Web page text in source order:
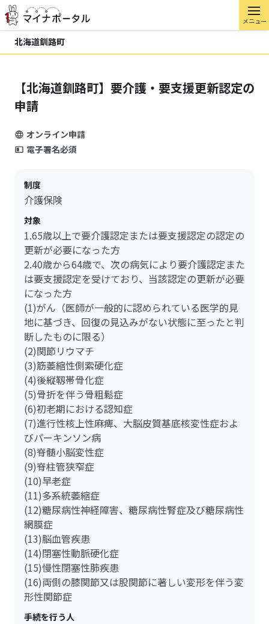
メニュー
北海道釧路町
【北海道釧路町】要介護・要支援更新認定の
申請
オンライン申請
電子署名必須
制度
介護保険
対象
1.65歳以上で要介護認定または要支援認定の認定の
更新が必要になった方
2.40歳から64歳で、次の病気により要介護認定また
は要支援認定を受けており、当該認定の更新が必要
になった方
(1)がん（医師が一般的に認められている医学的見
地に基づき、回復の見込みがない状態に至ったと判
断したものに限る）
(2)関節リウマチ
(3)筋萎縮性側索硬化症
(4)後縦靱帯骨化症
(5)骨折を伴う骨粗鬆症
(6)初老期における認知症
(7)進行性核上性麻痺、大脳皮質基底核変性症およ
びパーキンソン病
(8)脊髄小脳変性症
(9)脊柱管狭窄症
(10)早老症
(11)多系統萎縮症
(12)糖尿病性神経障害、糖尿病性腎症及び糖尿病性
網膜症
(13)脳血管疾患
(14)閉塞性動脈硬化症
(15)慢性閉塞性肺疾患
(16)両側の膝関節又は股関節に著しい変形を伴う変
形性関節症
手続を行う人